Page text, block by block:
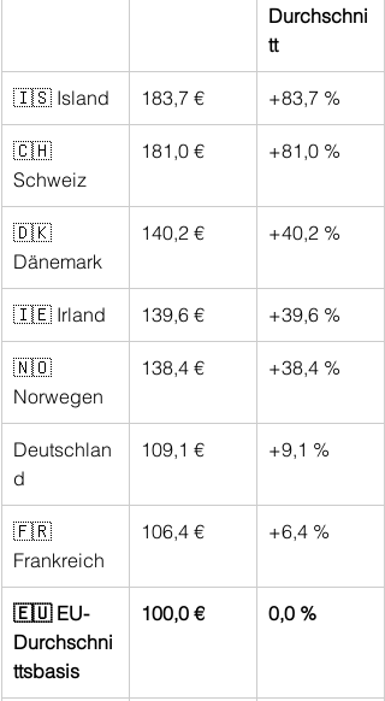
Durchschni
tt
🇮🇸 Island 183,7 € +83,7 %
🇨🇭
Schweiz
181,0 € +81,0 %
🇩🇰
Dänemark
140,2 € +40,2 %
🇮🇪 Irland 139,6 € +39,6 %
🇳🇴
Norwegen
138,4 € +38,4 %
Deutschlan
d
109,1 € +9,1 %
🇫🇷
Frankreich
106,4 € +6,4 %
🇪🇺 EU-
Durchschni
ttsbasis
100,0 € 0,0 %